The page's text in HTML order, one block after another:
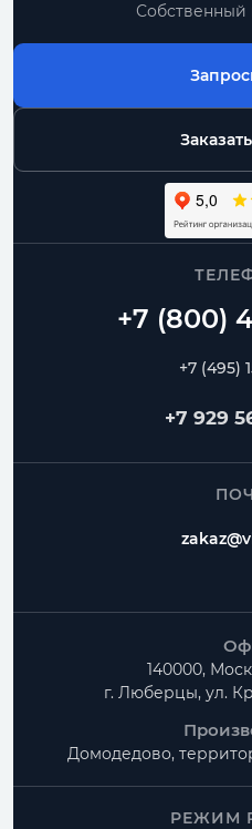
Собственный
+7 (495)
+7 929
140000,
г. Люберцы, ул.
Домодедово,
РЕЖИМ